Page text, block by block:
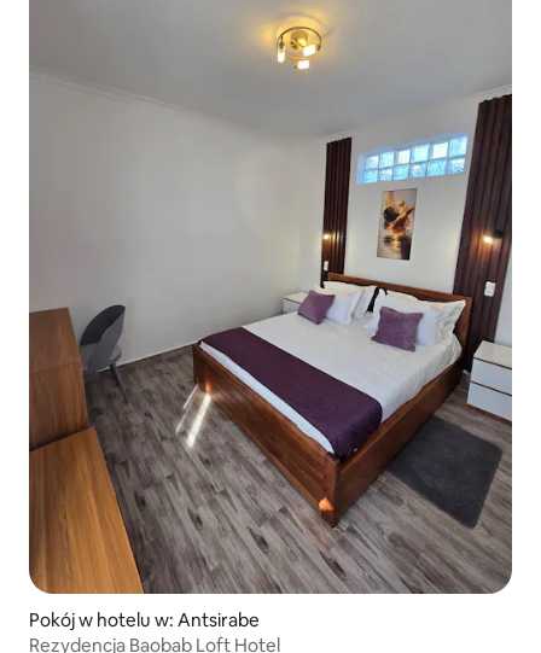
Pokój w hotelu w: Antsirabe
Rezydencja Baobab Loft Hotel